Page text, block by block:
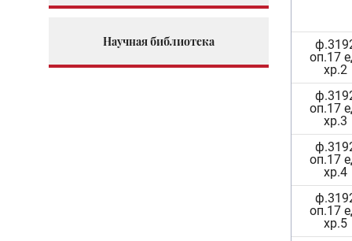
Научная библиотека
оп.17
хр.2
оп.17
хр.3
оп.17
хр.4
оп.17
хр.5